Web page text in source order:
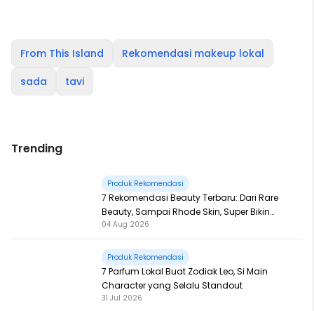
From This Island
Rekomendasi makeup lokal
sada
tavi
Trending
Produk Rekomendasi
7 Rekomendasi Beauty Terbaru: Dari Rare
Beauty, Sampai Rhode Skin, Super Bikin
Fomo
04 Aug 2026
Produk Rekomendasi
7 Parfum Lokal Buat Zodiak Leo, Si Main
Character yang Selalu Standout
31 Jul 2026